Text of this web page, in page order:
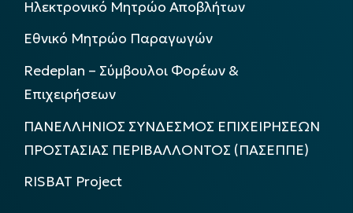
Ηλεκτρονικό Μητρώο Αποβλήτων
Εθνικό Μητρώο Παραγωγών
Redeplan – Σύμβουλοι Φορέων &
Επιχειρήσεων
ΠΑΝΕΛΛΗΝΙΟΣ ΣΥΝΔΕΣΜΟΣ ΕΠΙΧΕΙΡΗΣΕΩΝ
ΠΡΟΣΤΑΣΙΑΣ ΠΕΡΙΒΑΛΛΟΝΤΟΣ (ΠΑΣΕΠΠΕ)
RISBAT Project